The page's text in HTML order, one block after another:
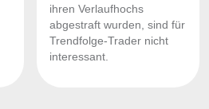
ihren Verlaufhochs
abgestraft wurden, sind für
Trendfolge-Trader nicht
interessant.